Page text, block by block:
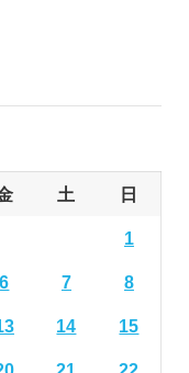
土 日
1
6 7 8
14 15